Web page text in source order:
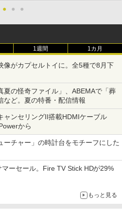
● ● ●
1週間 1カ月
像がカプセルトイに。全5種で8月下
夏の怪奇ファイル」、ABEMAで「葬
など。夏の特番・配信情報
ャンセリングII搭載HDMIケーブル
から
ーチャー」の時計台をモチーフにした
ーセール。Fire TV Stick HDが29%
もっと見る